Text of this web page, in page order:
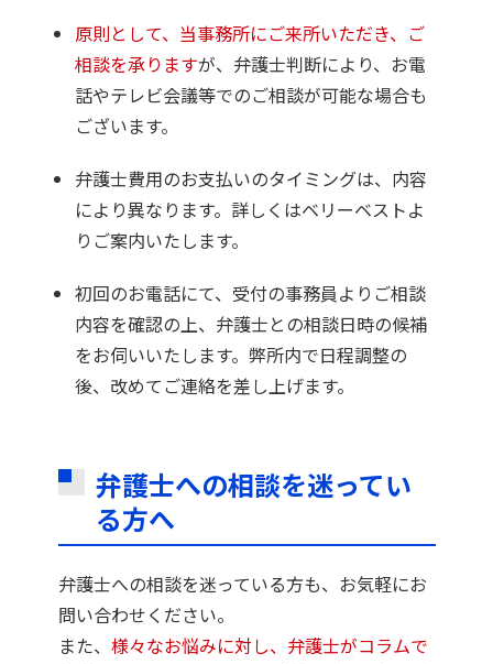
原則として、当事務所にご来所いただき、ご
相談を承りますが、弁護士判断により、お電
話やテレビ会議等でのご相談が可能な場合も
ございます。
弁護士費用のお支払いのタイミングは、内容
により異なります。詳しくはベリーベストよ
りご案内いたします。
初回のお電話にて、受付の事務員よりご相談
内容を確認の上、弁護士との相談日時の候補
をお伺いいたします。弊所内で日程調整の
後、改めてご連絡を差し上げます。
弁護士への相談を迷ってい
る方へ
弁護士への相談を迷っている方も、お気軽にお
問い合わせください。
また、 様々なお悩みに対し、弁護士がコラムで